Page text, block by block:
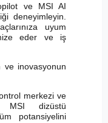
ve MSI AI
deneyimleyin.
uyum
eder ve iş
ve inovasyonun
merkezi ve
MSI dizüstü
potansiyelini